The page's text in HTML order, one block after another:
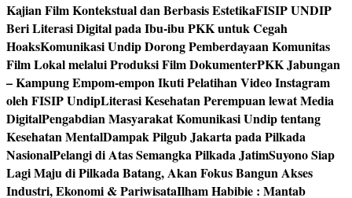
Kajian Film Kontekstual dan Berbasis EstetikaFISIP UNDIP
Beri Literasi Digital pada Ibu-ibu PKK untuk Cegah
HoaksKomunikasi Undip Dorong Pemberdayaan Komunitas
Film Lokal melalui Produksi Film DokumenterPKK Jabungan
– Kampung Empom-empon Ikuti Pelatihan Video Instagram
oleh FISIP UndipLiterasi Kesehatan Perempuan lewat Media
DigitalPengabdian Masyarakat Komunikasi Undip tentang
Kesehatan MentalDampak Pilgub Jakarta pada Pilkada
NasionalPelangi di Atas Semangka Pilkada JatimSuyono Siap
Lagi Maju di Pilkada Batang, Akan Fokus Bangun Akses
Industri, Ekonomi & PariwisataIlham Habibie : Mantab